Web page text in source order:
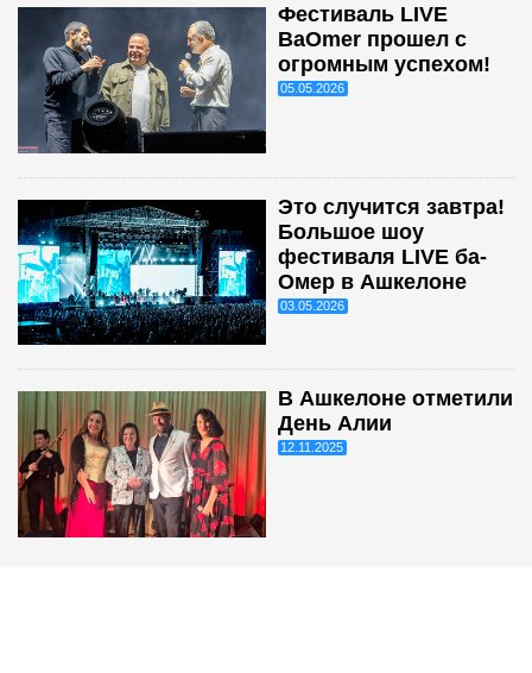
Фестиваль LIVE
BaOmer прошел с
огромным успехом!
05.05.2026
Это случится завтра!
Большое шоу
фестиваля LIVE ба-
Омер в Ашкелоне
03.05.2026
В Ашкелоне отметили
День Алии
12.11.2025